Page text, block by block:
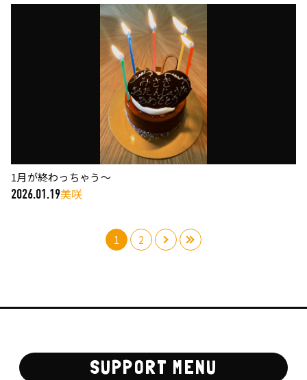
1月が終わっちゃう〜
2026.01.19美咲
1 2 › »
SUPPORT MENU